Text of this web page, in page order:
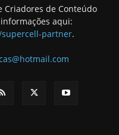
Criadores de Conteúdo
aqui:
partner.